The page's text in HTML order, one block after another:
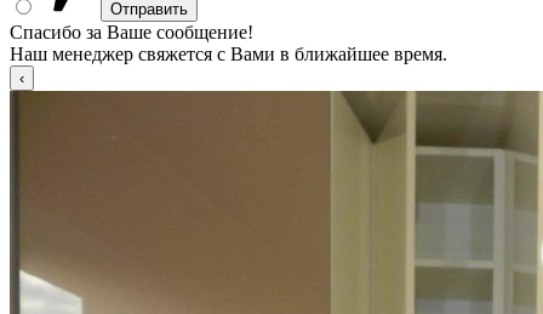
Спасибо за Ваше сообщение!
Наш менеджер свяжется с Вами в ближайшее время.